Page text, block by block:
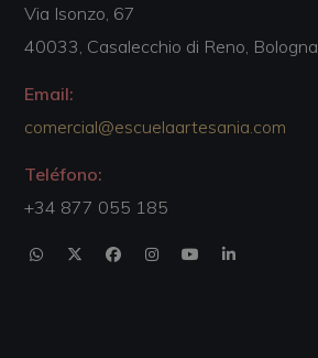
Via Isonzo, 67
40033, Casalecchio di Reno, Bologna
Email:
comercial@escuelaartesania.com
Teléfono:
+34 877 055 185